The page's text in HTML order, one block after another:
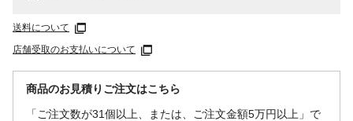
送料について
店舗受取のお支払いについて
商品のお見積りご注文はこちら
「ご注文数が31個以上、または、ご注文金額5万円以上」で